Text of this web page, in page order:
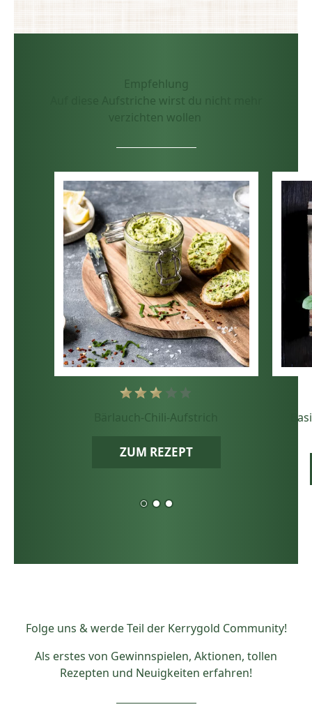
Empfehlung
Auf diese Aufstriche wirst du nicht mehr
verzichten wollen
Bärlauch-Chili-Aufstrich
ZUM REZEPT
Folge uns & werde Teil der Kerrygold Community!
Als erstes von Gewinnspielen, Aktionen, tollen
Rezepten und Neuigkeiten erfahren!